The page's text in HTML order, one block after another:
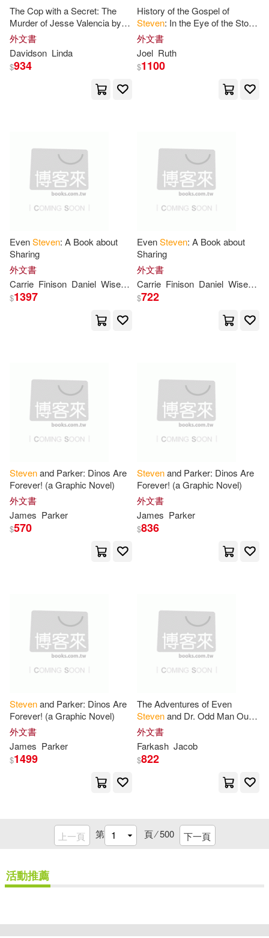
Bauer(43) Coben(43)
Pamela Kyle/ Headrick(43)
Steven W./ Johnson(43)
Waner(43) Chris(42)
Cook(42) Fisher(42)
Levitt(42)
Mary(42)
Richard W./ Crossley(42)
Weber(42)
Harlan/ Weber(41)
Rogers(41)
Warren(41)
David Stevens(40)
Evans(40) Goodman(40)
Lubet(40) Lynn(40)
Niven(40)
Alfred Pub Co(15)
Bantam Dell Pub Group(15)
Charles C Thomas Pub Ltd(15)
Irwin Professional Pub(15)
Osprey Pub Co(15)
Putnam Pub Group(15)
Steven J Nash Pub(15)
Univ of Nebraska Pr(15)
Berkley Pub Group(14)
Christian Audio(14)
Columbia Univ Pr(14)
Hcpro Inc(14)
J Weston Walch Pub(14)
Kaplan(14)
Music Sales Amer(14)
Pelican Pub Co Inc(14)
Butterworth-Heinemann(13)
Cch Inc(13)
The Cop with a Secret: The
Murder of Jesse Valencia by
Steven
Killed to Keep Hidden
外文書
Davidson Linda
$934
History of the Gospel of
Steven: In the Eye of the Storm
A Witness Unshaken
Uncharted Horizons The
Ripple Effect And
外文書
Joel Ruth
$1100
EvenSteven: A Book about
Sharing
外文書
Carrie Finison Daniel Wiseman
$1397
EvenSteven: A Book about
Sharing
外文書
Carrie Finison Daniel Wiseman
$722
Stevenand Parker: Dinos Are
Forever! (a Graphic Novel)
外文書
James Parker
$570
Stevenand Parker: Dinos Are
Forever! (a Graphic Novel)
外文書
James Parker
$836
Stevenand Parker: Dinos Are
Forever! (a Graphic Novel)
外文書
James Parker
$1499
The Adventures of Even
Stevenand Dr. Odd Man Out:
The Evens vs the odds Part 2
外文書
Farkash Jacob
$822
上一頁 第 頁 ⁄500 下一頁
活動推薦